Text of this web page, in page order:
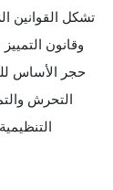
تشكل القوانين
التحرش